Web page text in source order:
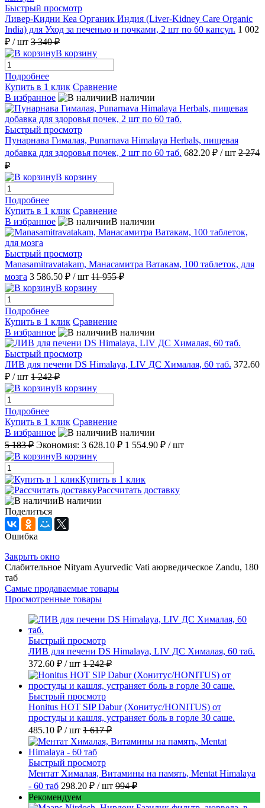
Быстрый просмотр
Ливер-Кидни Кеа Органик Индия (Liver-Kidney Care Organic
India) для Уход за печенью и почками, 2 шт по 60 капсул. 1 002
₽ / шт 3 340 ₽
В корзину
Подробнее
Купить в 1 клик Сравнение
В избранное
В наличии
Быстрый просмотр
Пунарнава Гималая, Punarnava Himalaya Herbals, пищевая
добавка для здоровья почек, 2 шт по 60 таб. 682.20 ₽ / шт 2 274
₽
В корзину
Подробнее
Купить в 1 клик Сравнение
В избранное
В наличии
Быстрый просмотр
Manasamitravatakam, Манасамитра Ватакам, 100 таблеток, для
мозга 3 586.50 ₽ / шт 11 955 ₽
В корзину
Подробнее
Купить в 1 клик Сравнение
В избранное
В наличии
Быстрый просмотр
ЛИВ для печени DS Himalaya, LIV ДС Хималая, 60 таб. 372.60
₽ / шт 1 242 ₽
В корзину
Подробнее
Купить в 1 клик Сравнение
В избранное
В наличии
5 183 ₽ Экономия: 3 628.10 ₽ 1 554.90 ₽ / шт
В корзину
Купить в 1 клик
Рассчитать доставку
В наличии
Поделиться
Ошибка
Закрыть окно
Слабительное Nityam Ayurvedic Vati аюрведическое Zandu, 180
таб
Самые продаваемые товары
Просмотренные товары
Быстрый просмотр
ЛИВ для печени DS Himalaya, LIV ДС Хималая, 60 таб.
372.60 ₽ / шт 1 242 ₽
Быстрый просмотр
Honitus HOT SIP Dabur (Хонитус/HONITUS) от
простуды и кашля, устраняет боль в горле 30 саше.
485.10 ₽ / шт 1 617 ₽
Быстрый просмотр
Ментат Хималая, Витамины на память, Mentat Himalaya
- 60 таб 298.20 ₽ / шт 994 ₽
Рекомендуем